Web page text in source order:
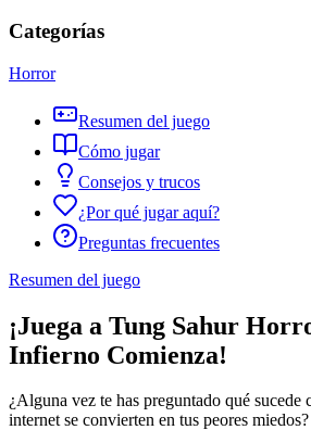
Categorías
Horror
Resumen del juego
Cómo jugar
Consejos y trucos
¿Por qué jugar aquí?
Preguntas frecuentes
Resumen del juego
¡Juega a Tung Sahur
Infierno Comienza!
¿Alguna vez te has preguntado qué sucede
internet se convierten en tus peores